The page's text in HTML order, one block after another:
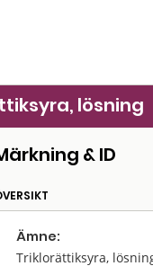
lösning
& ID
Ämne:
Triklorättiksyra,